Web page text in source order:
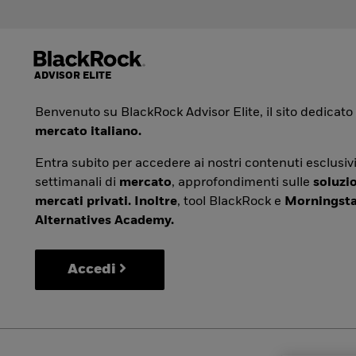
Benvenuto su BlackRock Advisor Elite, il sito dedicato
mercato italiano.
Entra subito per accedere ai nostri contenuti
settimanali di mercato, approfondimenti sulle
mercati privati. Inoltre, tool BlackRock e
Alternatives Academy.
Accedi